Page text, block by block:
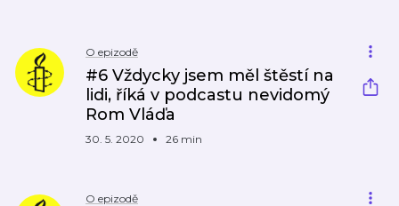
O epizodě
#6 Vždycky jsem měl štěstí na
lidi, říká v podcastu nevidomý
Rom Vláďa
30. 5. 2020 26 min
O epizodě